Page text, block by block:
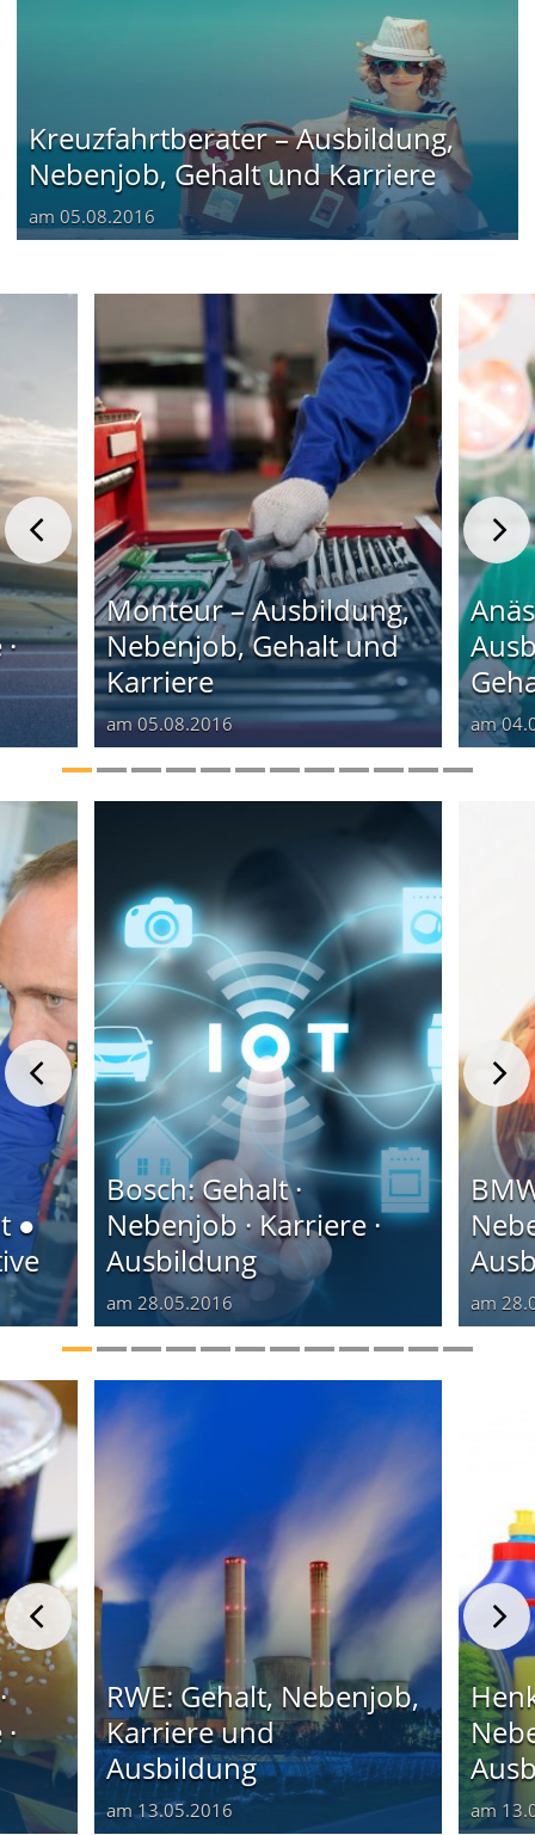
Kreuzfahrtberater – Ausbildung,
Nebenjob, Gehalt und Karriere
am 05.08.2016
Monteur – Ausbildung,
Nebenjob, Gehalt und
Karriere
am05.08.2016 am
●
Bosch: Gehalt ·
Nebenjob · Karriere ·
Ausbildung
am 28.05.2016 am
RWE: Gehalt, Nebenjob,
Karriere und
Ausbildung
am13.05.2016 am